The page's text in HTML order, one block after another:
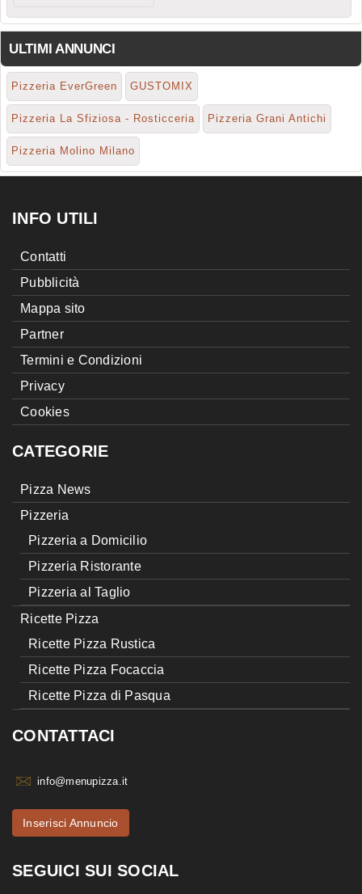
ULTIMI ANNUNCI
Pizzeria EverGreen GUSTOMIX
Pizzeria La Sfiziosa - Rosticceria Pizzeria Grani Antichi
Pizzeria Molino Milano
INFO UTILI
Contatti
Pubblicità
Mappa sito
Partner
Termini e Condizioni
Privacy
Cookies
CATEGORIE
Pizza News
Pizzeria
Pizzeria a Domicilio
Pizzeria Ristorante
Pizzeria al Taglio
Ricette Pizza
Ricette Pizza Rustica
Ricette Pizza Focaccia
Ricette Pizza di Pasqua
CONTATTACI
info@menupizza.it
Inserisci Annuncio
SEGUICI SUI SOCIAL